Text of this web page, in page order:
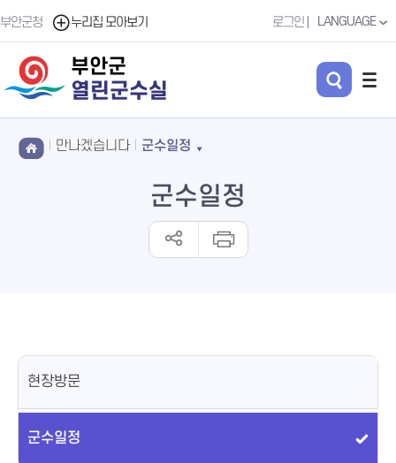
부안군청 누리집 모아보기 로그인 LANGUAGE
부안군
열린군수실
만나겠습니다 군수일정
군수일정
현장방문
군수일정